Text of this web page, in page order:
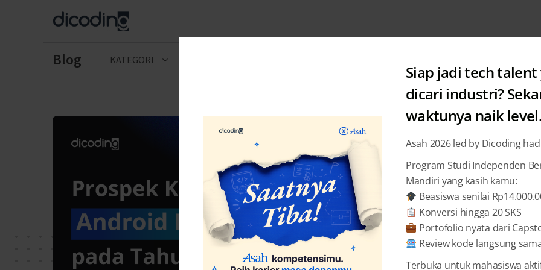
Blog KATEGORI
pada
Siap jadi tech talent
dicari industri?
waktunya naik level.
Asah 2026 led by Dicoding
Program Studi Independen
Mandiri yang kasih kamu:
Beasiswa senilai
Konversi hingga 20 SKS
Portofolio nyata dari
Review kode langsung
Terbuka untuk mahasiswa